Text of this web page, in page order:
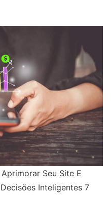
Seu Site E
Inteligentes 7